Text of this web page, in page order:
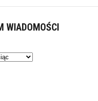
WIADOMOŚCI